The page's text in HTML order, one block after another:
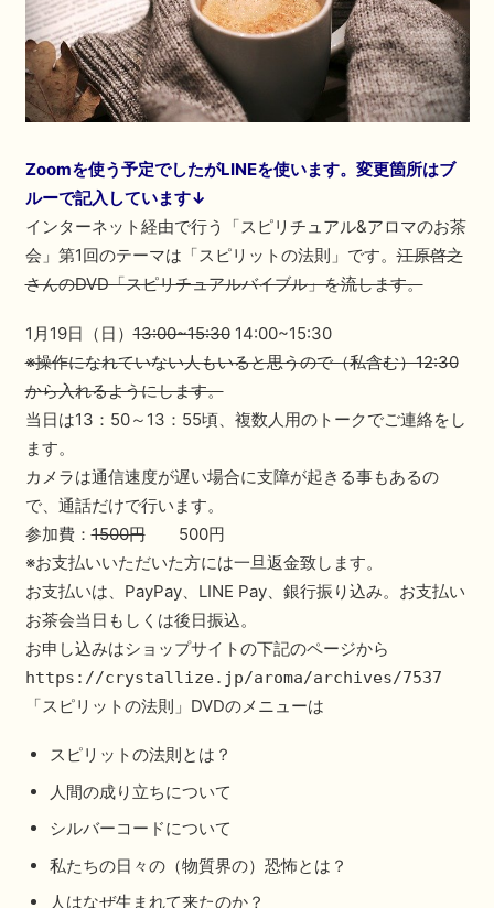
Zoomを使う予定でしたがLINEを使います。変更箇所はブ
ルーで記入しています↓
インターネット経由で行う「スピリチュアル&アロマのお茶
会」第1回のテーマは「スピリットの法則」です。江原啓之
さんのDVD「スピリチュアルバイブル」を流します。
1月19日（日）13:00~15:3014:00~15:30
※操作になれていない人もいると思うので（私含む）12:30
から入れるようにします。
当日は13：50～13：55頃、複数人用のトークでご連絡をし
ます。
カメラは通信速度が遅い場合に支障が起きる事もあるの
で、通話だけで行います。
参加費：1500円500円
※お支払いいただいた方には一旦返金致します。
お支払いは、PayPay、LINE Pay、銀行振り込み。お支払い
お茶会当日もしくは後日振込。
お申し込みはショップサイトの下記のページから
https://crystallize.jp/aroma/archives/7537
「スピリットの法則」DVDのメニューは
スピリットの法則とは？
人間の成り立ちについて
シルバーコードについて
私たちの日々の（物質界の）恐怖とは？
人はなぜ生まれて来たのか？